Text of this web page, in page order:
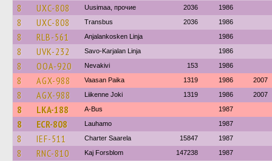
8 UXC-808 Uusimaa, прочие 2036 1986
8 UXC-808 Transbus 2036 1986
8 RLB-561 Anjalankosken Linja 1986
8 UVK-232 Savo-Karjalan Linja 1986
8 OOA-920 Nevakivi 153 1986
8 AGX-988 Vaasan Paika 1319 1986 2007
8 AGX-988 Liikenne Joki 1319 1986 2007
8 LKA-188 A-Bus 1987
8 ECR-808 Lauhamo 1987
8 IEF-511 Charter Saarela 15847 1987
8 RNC-810 Kaj Forsblom 147238 1987